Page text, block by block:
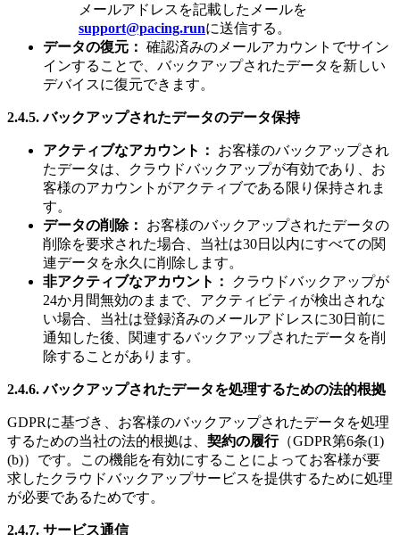
メールアドレスを記載したメールを
support@pacing.runに送信する。
データの復元： 確認済みのメールアカウントでサイン
インすることで、バックアップされたデータを新しい
デバイスに復元できます。
2.4.5. バックアップされたデータのデータ保持
アクティブなアカウント：
お客様のバックアップされ
たデータは、クラウドバックアップが有効であり、お
客様のアカウントがアクティブである限り保持されま
す。
データの削除：
お客様のバックアップされたデータの
削除を要求された場合、当社は30日以内にすべての関
連データを永久に削除します。
非アクティブなアカウント：
クラウドバックアップが
24か月間無効のままで、アクティビティが検出されな
い場合、当社は登録済みのメールアドレスに30日前に
通知した後、関連するバックアップされたデータを削
除することがあります。
2.4.6. バックアップされたデータを処理するための法的根拠
GDPRに基づき、お客様のバックアップされたデータを処理
するための当社の法的根拠は、 契約の履行（GDPR第6条(1)
(b)）です。この機能を有効にすることによってお客様が要
求したクラウドバックアップサービスを提供するために処理
が必要であるためです。
2.4.7. サービス通信